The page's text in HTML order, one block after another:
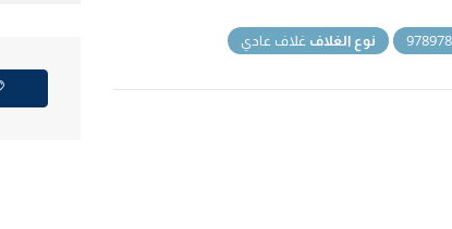
نوع الغلاف غلاف عادي